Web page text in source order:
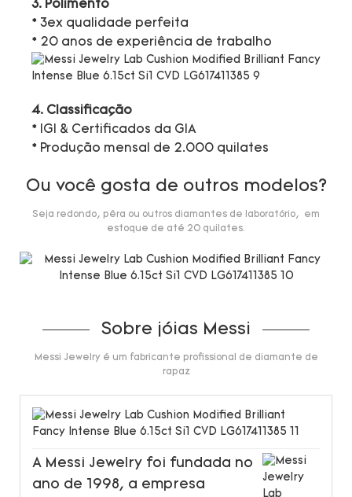
3. Polimento
* 3ex qualidade perfeita
* 20 anos de experiência de trabalho
4. Classificação
* IGI & Certificados da GIA
* Produção mensal de 2.000 quilates
Ou você gosta de outros modelos?
Seja redondo, pêra ou outros diamantes de laboratório, em
estoque de até 20 quilates.
Sobre jóias Messi
Messi Jewelry é um fabricante profissional de diamante de
rapaz
A Messi Jewelry foi fundada no
ano de 1998, a empresa